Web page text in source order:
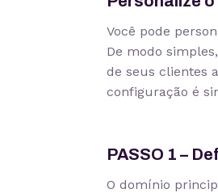
Você pode
De modo
de seus clientes
configuração é
PASSO 1 –
O domínio